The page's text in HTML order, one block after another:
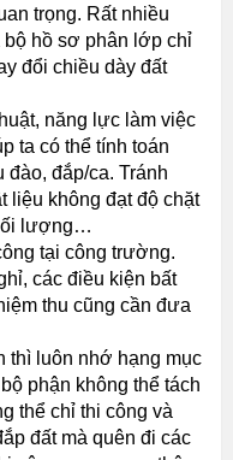
trọng. Rất nhiều
hồ sơ phân lớp chỉ
đổi chiều dày đất
năng lực làm việc
ta có thể tính toán
đắp/ca. Tránh
liệu không đạt độ chặt
lượng…
tại công trường.
các điều kiện bất
thu cũng cần đưa
thì luôn nhớ hạng mục
phận không thể tách
thể chỉ thi công và
đất mà quên đi các